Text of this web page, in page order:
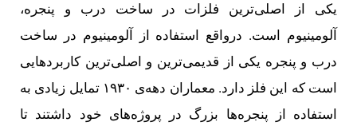
یک‍ی از اصلی‌ترین فلزات در ساخت درب و پنجره،
آلومینیوم است. درواقع استفاده از آلومینیوم در ساخت
درب و پنجره یکی از قدیمی‌ترین و اصلی‌ترین کاربردهایی
است که این فلز دارد. معماران دهه‌ی ۱۹۳۰ تمایل زیادی به
استفاده از پنجره‌ها بزرگ در پروژه‌های خود داشتند تا